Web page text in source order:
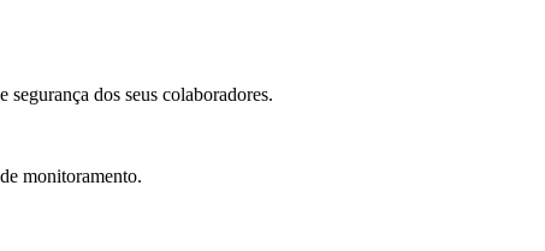
segurança dos seus colaboradores.
monitoramento.